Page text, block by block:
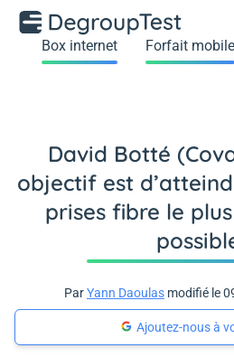
Box internet Forfait mobile
David Botté
objectif est
prises fibre le
ParYann Daoulas modifié le
Ajoutez-nous à